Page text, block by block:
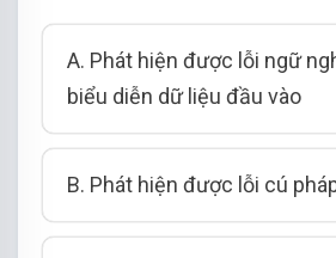
A. Phát hiện được lỗi ngữ
biểu diễn dữ liệu đầu vào
B. Phát hiện được lỗi cú